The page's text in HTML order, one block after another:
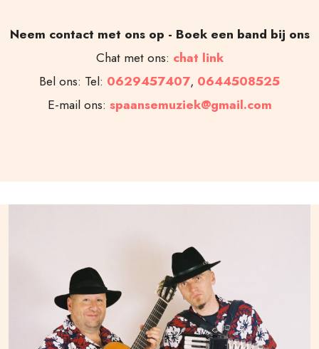
Neem contact met ons op - Boek een band bij ons
Chat met ons: chat link
Bel ons: Tel: 0629457407, 0644508525
E-mail ons: spaansemuziek@gmail.com